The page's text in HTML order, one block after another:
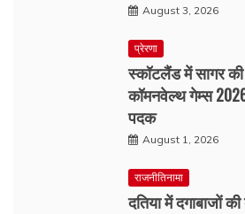
August 3, 2026
प्रेरणा
स्कॉटलैंड में सागर की
कॉमनवेल्थ गेम्स
पदक
August 1, 2026
राजनीतिनामा
दतिया में दगाबाजों